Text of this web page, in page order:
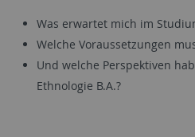
Was erwartet mich im
Welche Voraussetzungen
Und welche Perspektiven
Ethnologie B.A.?